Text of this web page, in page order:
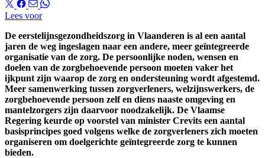
Lees voor
De eerstelijnsgezondheidszorg in Vlaanderen is al een aantal
jaren de weg ingeslagen naar een andere, meer geïntegreerde
organisatie van de zorg. De persoonlijke noden, wensen en
doelen van de zorgbehoevende persoon moeten vaker het
ijkpunt zijn waarop de zorg en ondersteuning wordt afgestemd.
Meer samenwerking tussen zorgverleners, welzijnswerkers, de
zorgbehoevende persoon zelf en diens naaste omgeving en
mantelzorgers zijn daarvoor noodzakelijk. De Vlaamse
Regering keurde op voorstel van minister Crevits een aantal
basisprincipes goed volgens welke de zorgverleners zich moeten
organiseren om doelgerichte geïntegreerde zorg te kunnen
bieden.